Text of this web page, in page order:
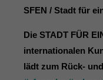
SFEN / Stadt für
Die STADT FÜR
internationalen
lädt zum Rück-